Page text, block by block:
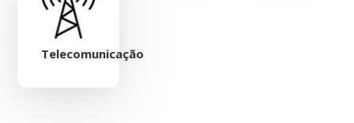
Telecomunicação